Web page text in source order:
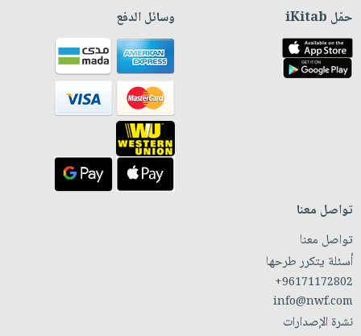
حمّل iKitab وسائل الدفع
تواصل معنا
تواصل معنا
أسئلة يتكرر طرحها
+96171172802
info@nwf.com
نشرة الإصدارات